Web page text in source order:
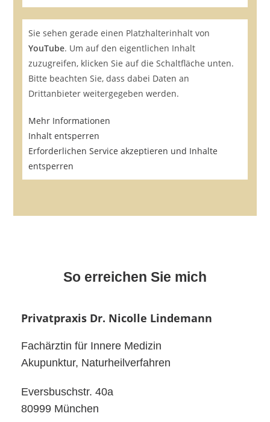
Sie sehen gerade einen Platzhalterinhalt von
YouTube. Um auf den eigentlichen Inhalt
zuzugreifen, klicken Sie auf die Schaltfläche unten.
Bitte beachten Sie, dass dabei Daten an
Drittanbieter weitergegeben werden.
Mehr Informationen
Inhalt entsperren
Erforderlichen Service akzeptieren und Inhalte
entsperren
So erreichen Sie mich
Privatpraxis Dr. Nicolle Lindemann
Fachärztin für Innere Medizin
Akupunktur, Naturheilverfahren
Eversbuschstr. 40a
80999 München